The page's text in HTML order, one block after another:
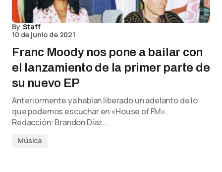
By Staff
10 de junio de 2021
Franc Moody nos pone a bailar con
el lanzamiento de la primer parte de
su nuevo EP
Anteriormente ya habían liberado un adelanto de lo
que podemos escuchar en «House of FM».
Redacción: Brandon Díaz…
Música